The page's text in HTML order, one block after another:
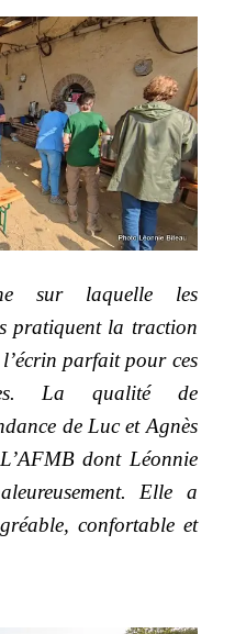
sur laquelle les
pratiquent la traction
parfait pour ces
La qualité de
de Luc et Agnès
dont Léonnie
Elle a
confortable et